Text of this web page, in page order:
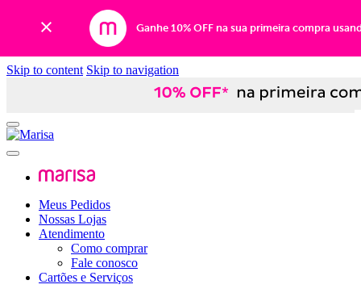
Ganhe 10% OFF na sua primeira compra
Skip to content Skip to navigation
Meus Pedidos
Nossas Lojas
Atendimento
Como comprar
Fale conosco
Cartões e Serviços